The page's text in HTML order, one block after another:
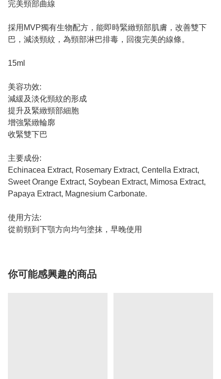
完美頸部曲線
採用MVP獨有生物配方，能即時緊緻頸部肌膚，改善雙下
巴，減淡頸紋，為頸部淋巴排毒，回復完美的線條。
15ml
美容功效:
減緩及淡化頸紋的形成
提升及緊緻頸部細胞
增強緊緻輪廓
收緊雙下巴
主要成份:
Echinacea Extract, Rosemary Extract, Centella Extract,
Sweet Orange Extract, Soybean Extract, Mimosa Extract,
Papaya Extract, Magnesium Carbonate.
使用方法:
從前頸到下顎方向均勻塗抹，早晚使用
你可能感興趣的商品